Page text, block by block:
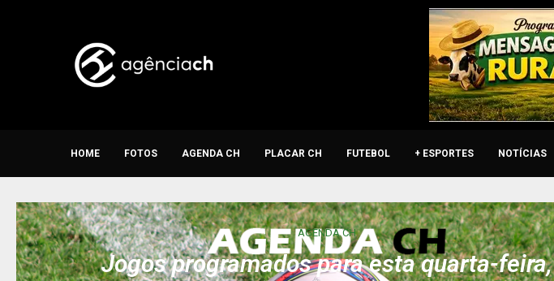
HOME FOTOS AGENDA CH PLACAR CH FUTEBOL + ESPORTES NOTÍCIAS
AGENDA CH
Jogos programados para esta quarta-feira,